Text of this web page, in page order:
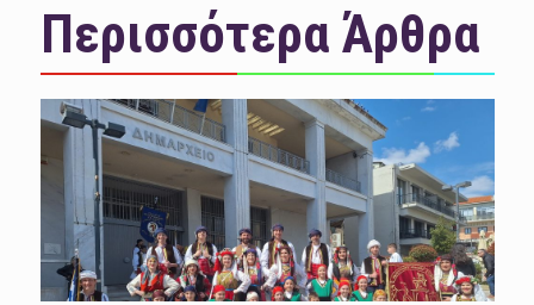
Περισσότερα Άρθρα